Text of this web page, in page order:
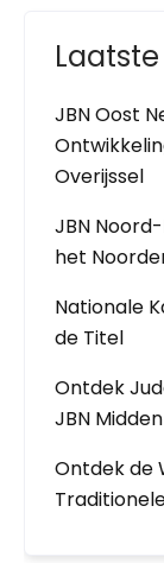
JBN Oost
Overijssel
JBN
het
Nationale
de Titel
Ontdek
JBN
Ontdek de